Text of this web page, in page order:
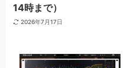
14時まで）
2026年7月17日